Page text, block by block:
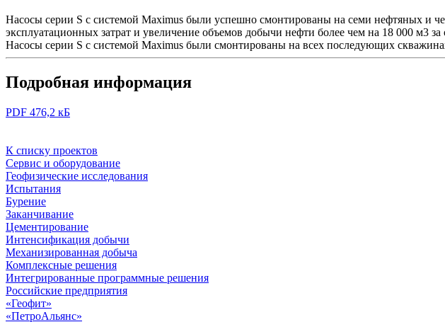
Насосы серии S с системой Maximus были успешно смонтированы на семи нефтяных и
эксплуатационных затрат и увеличение объемов добычи нефти более чем на 18 000 м3
Насосы серии S с системой Maximus были смонтированы на всех последующих
Подробная информация
PDF 476,2 кБ
К списку проектов
Сервис и оборудование
Геофизические исследования
Испытания
Бурение
Заканчивание
Цементирование
Интенсификация добычи
Механизированная добыча
Комплексные решения
Интегрированные программные решения
Российские предприятия
«Геофит»
«ПетроАльянс»